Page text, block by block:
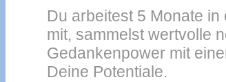
Du arbeitest 5 Monate
mit, sammelst wertvolle
Gedankenpower mit
Deine Potentiale.